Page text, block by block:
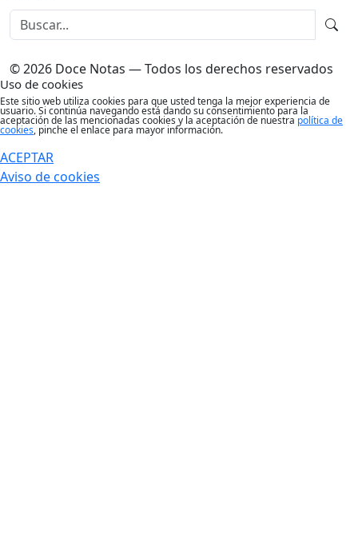
© 2026 Doce Notas — Todos los derechos reservados
Uso de cookies
Este sitio web utiliza cookies para que usted tenga la mejor experiencia de
usuario. Si continúa navegando está dando su consentimiento para la
aceptación de las mencionadas cookies y la aceptación de nuestra política de
cookies, pinche el enlace para mayor información.
ACEPTAR
Aviso de cookies